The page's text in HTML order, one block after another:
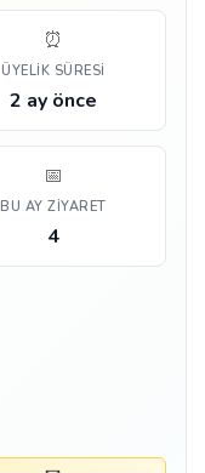
⏰
ÜYELIK SÜRESI
2 ay önce
📅
BU AY ZIYARET
4